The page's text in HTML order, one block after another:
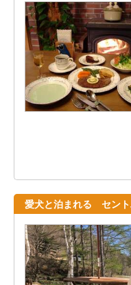
愛犬と泊まれる セント